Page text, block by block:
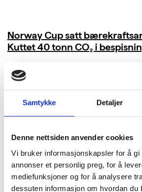
Samtykke Detaljer
Denne nettsiden anvender cookies
Vi bruker informasjonskapsler for å gi
annonser et personlig preg, for å
mediefunksjoner og for å analysere
dessuten informasjon om hvordan du
Norway Cup satt
Kuttet 40 tonn CO₂ i
LES MER